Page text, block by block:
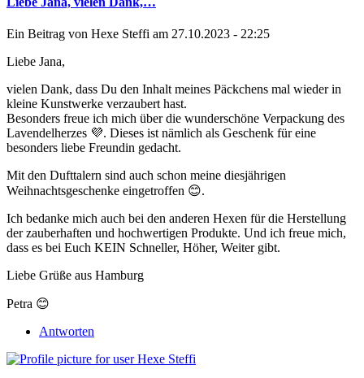
Ein Beitrag von Hexe Steffi am 27.10.2023 - 22:25
Liebe Jana,
vielen Dank, dass Du den Inhalt meines Päckchens mal wieder in
kleine Kunstwerke verzaubert hast.
Besonders freue ich mich über die wunderschöne Verpackung des
Lavendelherzes 💜. Dieses ist nämlich als Geschenk für eine
besonders liebe Freundin gedacht.
Mit den Dufttalern sind auch schon meine diesjährigen
Weihnachtsgeschenke eingetroffen 😊.
Ich bedanke mich auch bei den anderen Hexen für die Herstellung
der zauberhaften und hochwertigen Produkte. Und ich freue mich,
dass es bei Euch KEIN Schneller, Höher, Weiter gibt.
Liebe Grüße aus Hamburg
Petra 😊
Antworten